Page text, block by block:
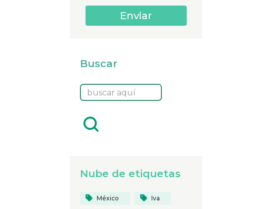
Buscar
Nube de etiquetas
México Iva